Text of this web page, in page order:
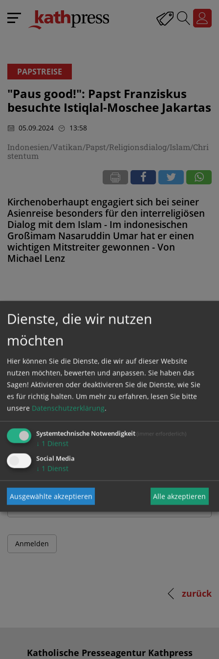
PAPSTREISE
"Paus good!": Papst Franziskus
besuchte Istiqlal-Moschee Jakartas
05.09.2024 13:58
Indonesien/Vatikan/Papst/Religionsdialog/Islam/Chri
stentum
Kirchenoberhaupt engagiert sich bei seiner
Asienreise besonders für den interreligiösen
Dialog mit dem Islam - Im indonesischen
Großimam Nasaruddin Umar hat er einen
wichtigen Mitstreiter gewonnen - Von
Michael Lenz
loggen Sie sich ein, oder bestellen Sie das
ProduktKathpress_online
GESCHÜTZTER BEREICH
Bitte melden Sie sich mit Ihrem Benutzernamen
Benutzername
Passwort
zurück
Katholische Presseagentur Kathpress
Dienste, die wir nutzen
möchten
Hier können Sie die Dienste, die wir auf dieser Website
nutzen möchten, bewerten und anpassen. Sie haben das
Sagen! Aktivieren oder deaktivieren Sie die Dienste, wie Sie
es für richtig halten. Um mehr zu erfahren, lesen Sie bitte
unsere Datenschutzerklärung.
Systemtechnische Notwendigkeit (immer erforderlich)
↓ 1 Dienst
Social Media
↓ 1 Dienst
Ausgewählte akzeptieren Alle akzeptieren